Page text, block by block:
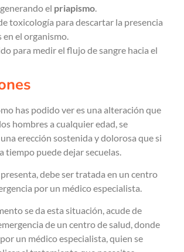
el priapismo
toxicología para descartar la presencia
en el organismo.
para medir el flujo de sangre hacia el
has podido ver es una alteración que
hombres a cualquier edad, se
erección sostenida y dolorosa que si
tiempo puede dejar secuelas.
debe ser tratada en un centro
por un médico especialista.
se da esta situación, acude de
de un centro de salud, donde
un médico especialista, quien se